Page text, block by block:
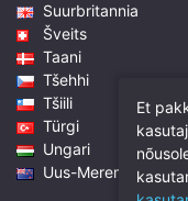
Suurbritannia
Šveits
Taani
Tšehhi
Tšiili
Türgi
Ungari
Uus-Meremaa
Et